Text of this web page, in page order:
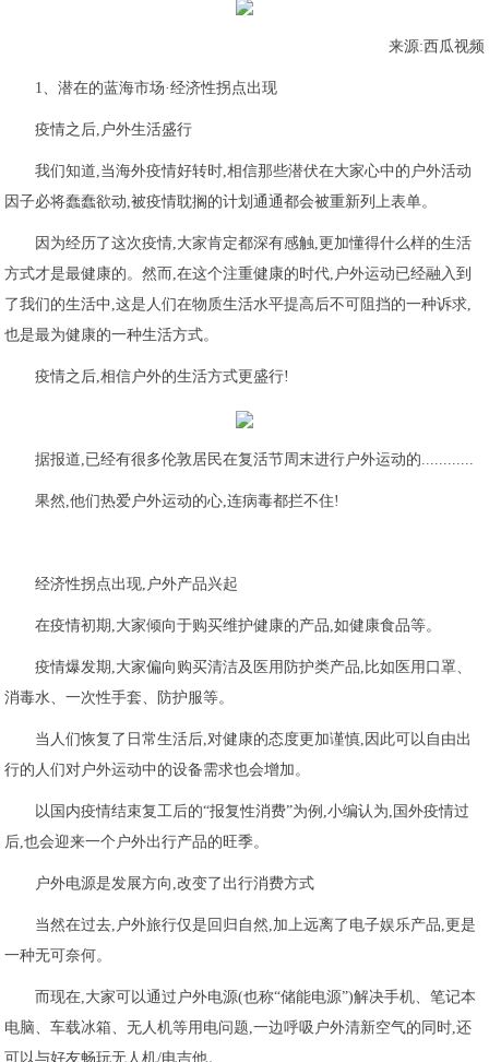
来源:西瓜视频
1、潜在的蓝海市场·经济性拐点出现
疫情之后,户外生活盛行
我们知道,当海外疫情好转时,相信那些潜伏在大家心中的户外活动
因子必将蠢蠢欲动,被疫情耽搁的计划通通都会被重新列上表单。
因为经历了这次疫情,大家肯定都深有感触,更加懂得什么样的生活
方式才是最健康的。然而,在这个注重健康的时代,户外运动已经融入到
了我们的生活中,这是人们在物质生活水平提高后不可阻挡的一种诉求,
也是最为健康的一种生活方式。
疫情之后,相信户外的生活方式更盛行!
据报道,已经有很多伦敦居民在复活节周末进行户外运动的............
果然,他们热爱户外运动的心,连病毒都拦不住!
经济性拐点出现,户外产品兴起
在疫情初期,大家倾向于购买维护健康的产品,如健康食品等。
疫情爆发期,大家偏向购买清洁及医用防护类产品,比如医用口罩、
消毒水、一次性手套、防护服等。
当人们恢复了日常生活后,对健康的态度更加谨慎,因此可以自由出
行的人们对户外运动中的设备需求也会增加。
以国内疫情结束复工后的“报复性消费”为例,小编认为,国外疫情过
后,也会迎来一个户外出行产品的旺季。
户外电源是发展方向,改变了出行消费方式
当然在过去,户外旅行仅是回归自然,加上远离了电子娱乐产品,更是
一种无可奈何。
而现在,大家可以通过户外电源(也称“储能电源”)解决手机、笔记本
电脑、车载冰箱、无人机等用电问题,一边呼吸户外清新空气的同时,还
可以与好友畅玩无人机/电吉他。